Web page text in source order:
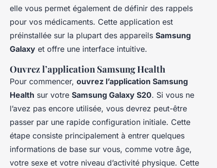
elle vous permet également de définir des rappels
pour vos médicaments. Cette application est
préinstallée sur la plupart des appareils Samsung
Galaxy et offre une interface intuitive.
Ouvrez l’application Samsung Health
Pour commencer, ouvrez l’application Samsung
Health sur votre Samsung Galaxy S20. Si vous ne
l’avez pas encore utilisée, vous devrez peut-être
passer par une rapide configuration initiale. Cette
étape consiste principalement à entrer quelques
informations de base sur vous, comme votre âge,
votre sexe et votre niveau d’activité physique. Cette